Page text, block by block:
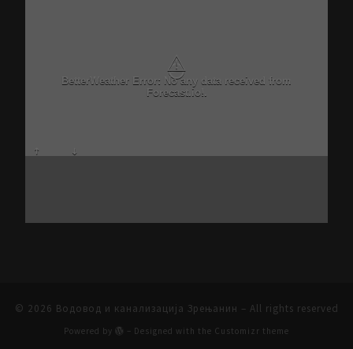
⚠
BetterWeather Error: No any data received from
Forecast.io!.
© 2026 Водовод и канализација Зрењанин – All rights reserved
Powered by – Designed with the Customizr theme